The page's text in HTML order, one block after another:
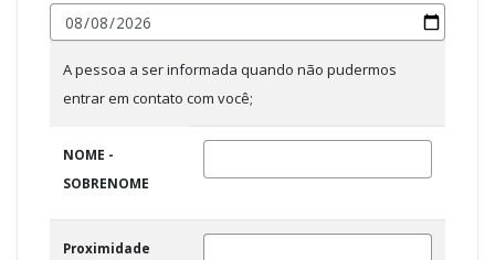
A pessoa a ser informada quando não pudermos
entrar em contato com você;
NOME -
SOBRENOME
Proximidade